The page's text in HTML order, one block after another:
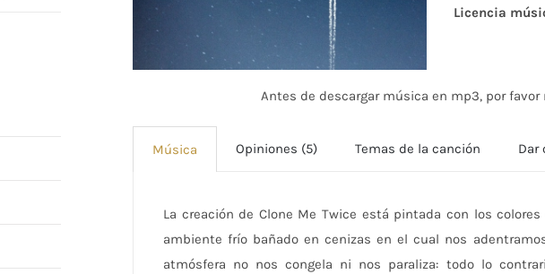
Licencia
Antes de descargar música en mp3, por
Música Opiniones (5) Temas de la canción Dar
La creación de Clone Me Twice está pintada con los
ambiente frío bañado en cenizas en el cual nos
atmósfera no nos congela ni nos paraliza: todo lo